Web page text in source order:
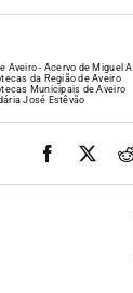
Aveiro - Acervo de Miguel
da Região de Aveiro
Municipais de Aveiro
José Estêvão
Facebook
X